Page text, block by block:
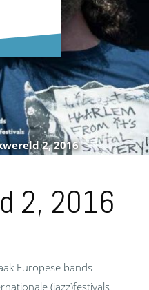
2, 2016
2, 2016
Europese bands
(jazz)festivals